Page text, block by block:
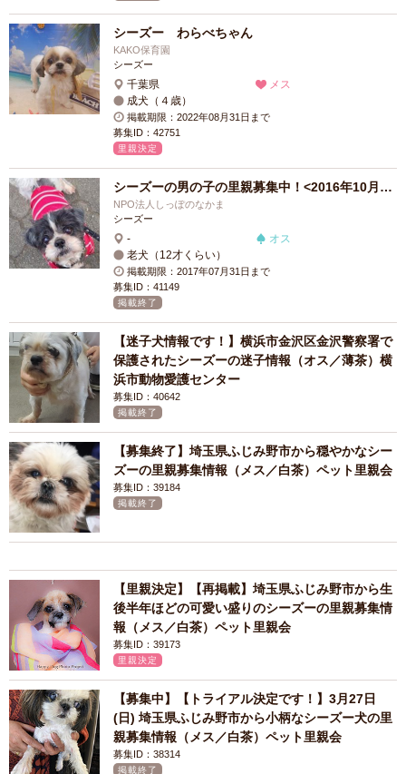
シーズー わらべちゃん
KAKO保育園
シーズー
千葉県
メス
成犬（４歳）
掲載期限：2022年08月31日まで
募集ID：42751
里親決定
シーズーの男の子の里親募集中！<2016年10月…
NPO法人しっぽのなかま
シーズー
-
オス
老犬（12才くらい）
掲載期限：2017年07月31日まで
募集ID：41149
掲載終了
【迷子犬情報です！】横浜市金沢区金沢警察署で
保護されたシーズーの迷子情報（オス／薄茶）横
浜市動物愛護センター
募集ID：40642
掲載終了
【募集終了】埼玉県ふじみ野市から穏やかなシー
ズーの里親募集情報（メス／白茶）ペット里親会
募集ID：39184
掲載終了
【里親決定】【再掲載】埼玉県ふじみ野市から生
後半年ほどの可愛い盛りのシーズーの里親募集情
報（メス／白茶）ペット里親会
募集ID：39173
里親決定
【募集中】【トライアル決定です！】3月27日
(日) 埼玉県ふじみ野市から小柄なシーズー犬の里
親募集情報（メス／白茶）ペット里親会
募集ID：38314
掲載終了